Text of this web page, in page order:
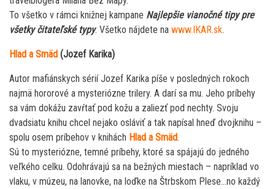
To všetko v rámci knižnej kampane Najlepšie vianočné tipy pre
všetky čitateľské typy. Všetko nájdete na www.IKAR.sk.
Hlad a Smäd (Jozef Karika)
Autor mafiánskych sérií Jozef Karika píše v posledných rokoch
najmä hororové a mysteriózne trilery. A darí sa mu. Jeho príbehy
sa vám dokážu zavŕtať pod kožu a zaliezť pod nechty. Svoju
dvadsiatu knihu chcel nejako osláviť a tak napísal hneď dvojknihu –
spolu osem príbehov v knihách Hlad a Smäd.
Sú to mysteriózne, temné príbehy, ktoré sa spájajú do jedného
veľkého celku. Odohrávajú sa na bežných miestach – napríklad vo
vlaku, v múzeu, na lanovke, na loďke na Štrbskom Plese…no každý